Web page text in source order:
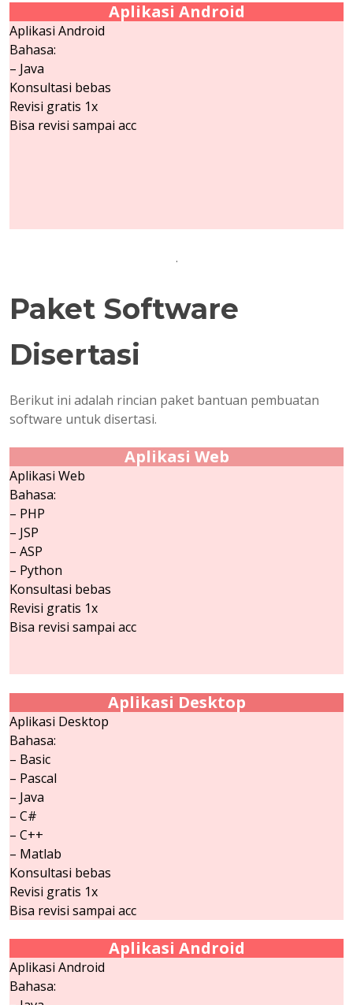
Aplikasi Android
Aplikasi Android
Bahasa:
– Java
Konsultasi bebas
Revisi gratis 1x
Bisa revisi sampai acc
.
Paket Software
Disertasi
Berikut ini adalah rincian paket bantuan pembuatan
software untuk disertasi.
Aplikasi Web
Aplikasi Web
Bahasa:
– PHP
– JSP
– ASP
– Python
Konsultasi bebas
Revisi gratis 1x
Bisa revisi sampai acc
Aplikasi Desktop
Aplikasi Desktop
Bahasa:
– Basic
– Pascal
– Java
– C#
– C++
– Matlab
Konsultasi bebas
Revisi gratis 1x
Bisa revisi sampai acc
Aplikasi Android
Aplikasi Android
Bahasa: